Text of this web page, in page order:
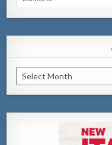
for:
Archivo